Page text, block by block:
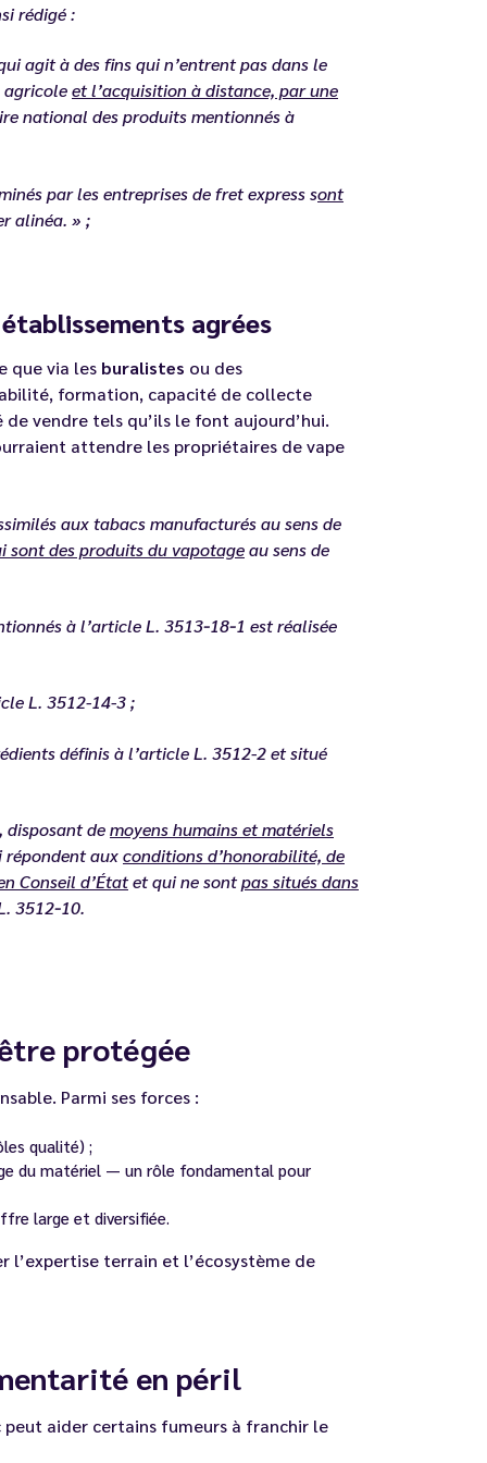
rédigé :
agit à des fins qui n’entrent pas dans le
agricoleet l’acquisition à distance, par une
national des produits mentionnés à
par les entreprises de fret express sont
alinéa. » ;
agrées
que via les buralistes ou des
formation, capacité de collecte
vendre tels qu’ils le font aujourd’hui.
attendre les propriétaires de vape
aux tabacs manufacturés au sens de
sont des produits du vapotageau sens de
à l’article L. 3513‑18‑1 est réalisée
L. 3512-14-3 ;
définis à l’article L. 3512-2 et situé
, disposant demoyens humains et matériels
répondent auxconditions d’honorabilité, de
Conseil d’Étatet qui ne sontpas situés dans
3512‑10.
protégée
Parmi ses forces :
qualité) ;
du matériel — un rôle fondamental pour
large et diversifiée.
l’expertise terrain et l’écosystème de
en péril
aider certains fumeurs à franchir le